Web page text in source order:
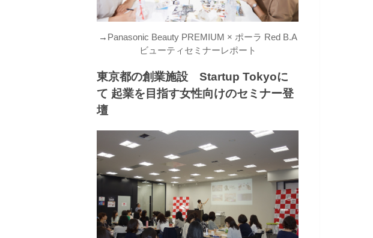
→ Panasonic Beauty PREMIUM × ポーラ Red B.A
ビューティセミナーレポート
東京都の創業施設 Startup Tokyoに
て 起業を目指す女性向けのセミナー登
壇